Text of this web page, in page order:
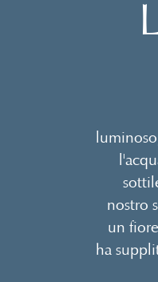
nostro
un
ha